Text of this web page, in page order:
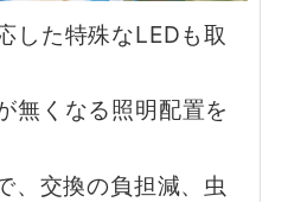
した特殊なLEDも取
無くなる照明配置を
、交換の負担減、虫